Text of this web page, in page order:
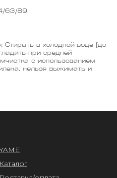
63/89
Стирать в холодной воде (до
при средней
с использованием
нельзя выжимать и